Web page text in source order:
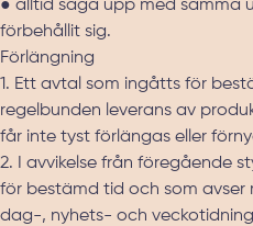
● alltid säga upp med samma
förbehållit sig.
Förlängning
1. Ett avtal som ingåtts för
regelbunden leverans av
får inte tyst förlängas eller
2. I avvikelse från föregående
för bestämd tid och som avser
dag-, nyhets- och